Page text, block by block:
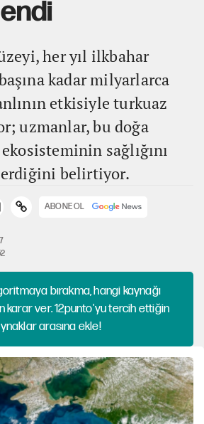
her yıl ilkbahar
kadar milyarlarca
etkisiyle turkuaz
uzmanlar, bu doğa
sağlığını
belirtiyor.
ABONE OL
bırakma, hangi kaynağı
karar ver. 12punto'yu tercih ettiğin
arasına ekle!